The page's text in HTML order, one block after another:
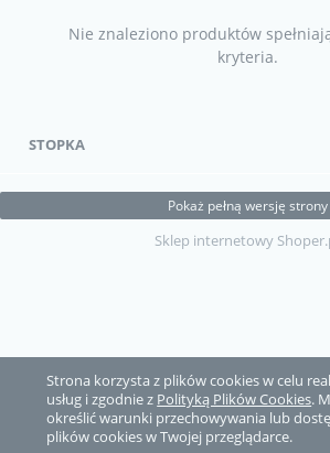
Strona korzysta z plików cookies w celu
usług i zgodnie z Polityką Plików Cookies.
określić warunki przechowywania lub
plików cookies w Twojej przeglądarce.
Nie znaleziono produktów
kryteria.
STOPKA
Pokaż pełną wersję strony
Sklep internetowy